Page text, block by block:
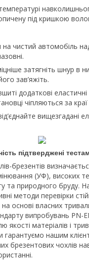
під кришкою
на чистий автомобіль
затягніть шнур в
зав’яжіть.
додаткові еластичні
чіпляються за
вищезгадані
підтверджені
брезентів
(УФ), високих
та природного бруду.
методи перевірки
основі власних
випробувань PN-
якості матеріалів і
нашим
брезентових чохлів